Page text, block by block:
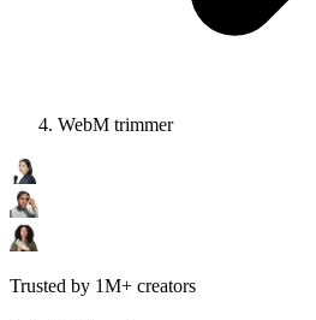
WebM trimmer
Trusted by 1M+ creators